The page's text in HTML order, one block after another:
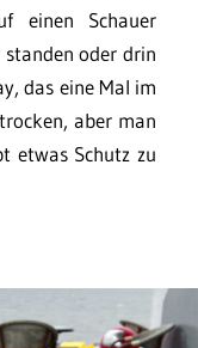
einen Schauer
oder drin
das eine Mal im
aber man
etwas Schutz zu